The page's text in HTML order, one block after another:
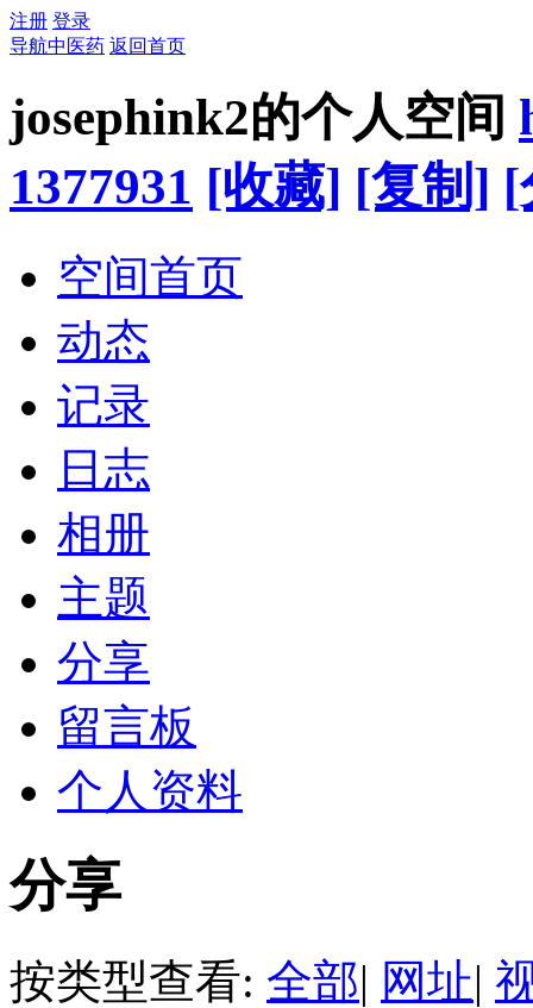
注册 登录
导航中医药 返回首页
josephink2的个人空间
1377931 [收藏] [复制] [
空间首页
动态
记录
日志
相册
主题
分享
留言板
个人资料
分享
按类型查看: 全部| 网址|